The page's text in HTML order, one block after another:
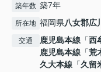
築年数 築7年
所在地 福岡県八女郡広
交通 鹿児島本線 「西
鹿児島本線 「荒
久大本線 「久留